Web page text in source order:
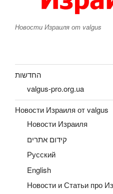
Новости Израиля от valgus
החדשות
valgus-pro.org.ua
Новости Израиля от valgus
Новости Израиля
קידום אתרים
Русский
English
Новости и Статьи про